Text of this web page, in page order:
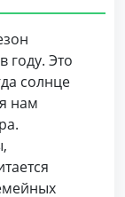
году. Это
солнце
нам